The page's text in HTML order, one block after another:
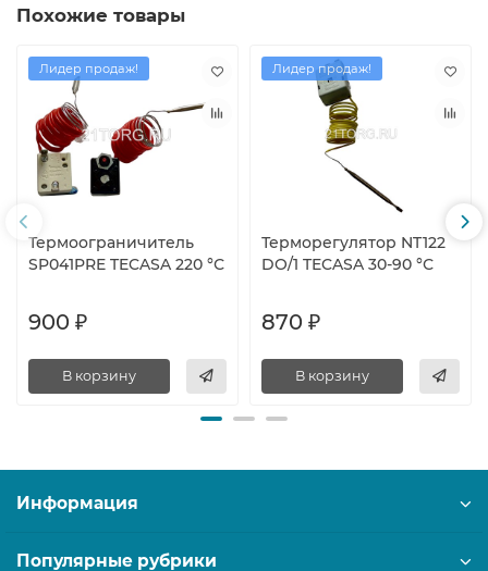
Похожие товары
Лидер продаж!
Термоограничитель
SP041PRE TECASA 220 °С
900 ₽
В корзину
Лидер продаж!
Терморегулятор NT122
DO/1 TECASA 30-90 °С
870 ₽
В корзину
Информация
Популярные рубрики